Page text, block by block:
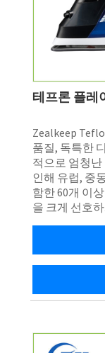
테프론 플레
Zealkeep
품질, 독특한
적으로 엄청
인해 유럽, 중
함한 60개 이
을 크게 선호